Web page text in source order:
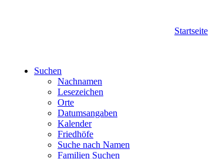
Startseite
Suchen
Nachnamen
Lesezeichen
Orte
Datumsangaben
Kalender
Friedhöfe
Suche nach Namen
Familien Suchen